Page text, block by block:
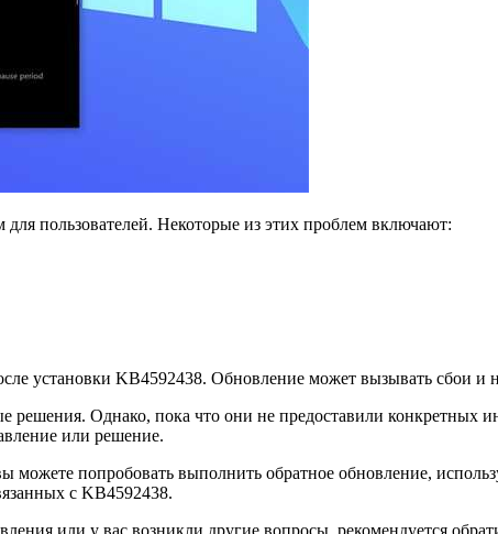
пользователей. Некоторые из этих проблем включают:
установки KB4592438. Обновление может вызывать сбои и
Однако, пока что они не предоставили конкретных
или решение.
попробовать выполнить обратное обновление,
с KB4592438.
или у вас возникли другие вопросы, рекомендуется